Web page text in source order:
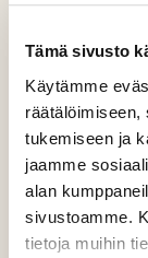
Tämä sivusto
Käytämme
räätälöimiseen,
tukemiseen ja
jaamme
alan
sivustoamme.
tietoja muihin